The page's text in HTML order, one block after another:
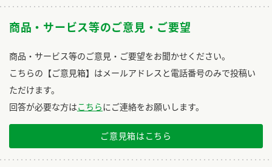
商品・サービス等のご意見・ご要望
商品・サービス等のご意見・ご要望をお聞かせください。
こちらの【ご意見箱】はメールアドレスと電話番号のみで投稿い
ただけます。
回答が必要な方はこちらにご連絡をお願いします。
ご意見箱はこちら